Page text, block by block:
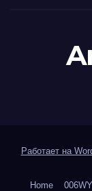
Работает на
Home